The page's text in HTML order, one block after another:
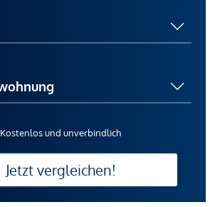
Kostenlos und unverbindlich
Jetzt vergleichen!